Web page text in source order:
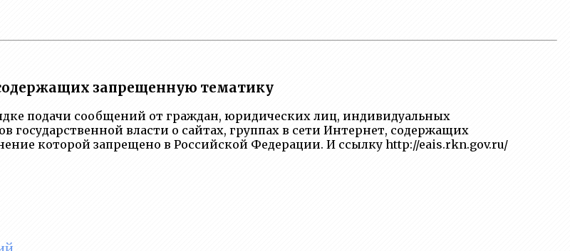
запрещенную тематику
подачи сообщений от граждан, юридических лиц, индивидуальных
государственной власти о сайтах, группах в сети Интернет, содержащих
которой запрещено в Российской Федерации. И ссылку http://eais.rkn.gov.ru/